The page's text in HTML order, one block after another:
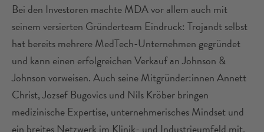
Bei den Investoren machte MDA vor allem auch mit
seinem versierten Gründerteam Eindruck: Trojandt selbst
hat bereits mehrere MedTech-Unternehmen gegründet
und kann einen erfolgreichen Verkauf an Johnson &
Johnson vorweisen. Auch seine Mitgründer:innen Annett
Christ, Jozsef Bugovics und Nils Kröber bringen
medizinische Expertise, unternehmerisches Mindset und
ein breites Netzwerk im Klinik- und Industrieumfeld mit.